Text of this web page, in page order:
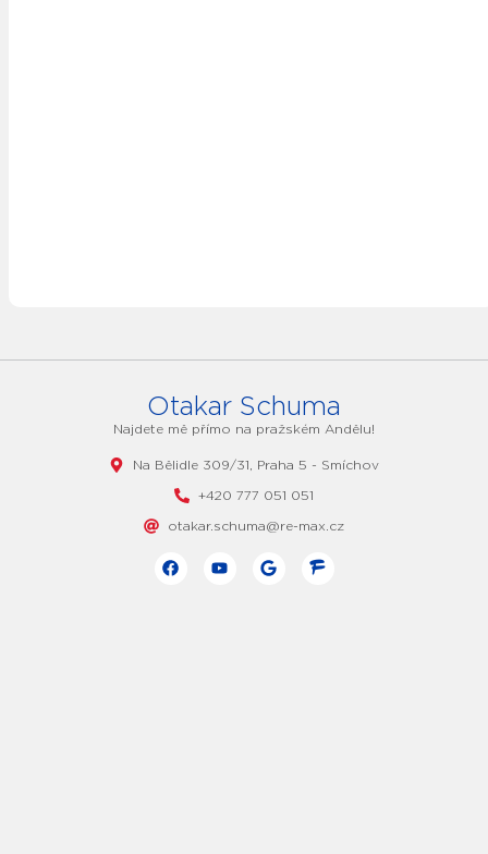
Otakar Schuma
Najdete mě přímo na pražském Andělu!
Na Bělidle 309/31, Praha 5 - Smíchov
+420 777 051 051
otakar.schuma@re-max.cz